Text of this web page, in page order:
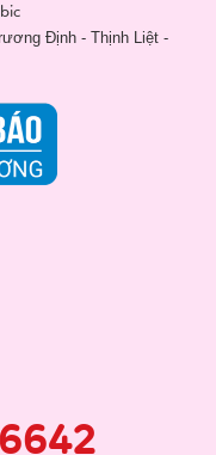
Định - Thịnh Liệt -